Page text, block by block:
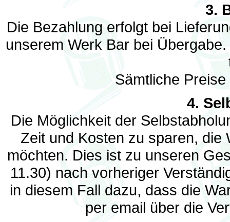
3.
Die Bezahlung erfolgt bei
unserem Werk Bar bei
Sämtliche
4.
Die Möglichkeit der
Zeit und Kosten zu sparen, die
möchten. Dies ist zu unseren
11.30) nach vorheriger
in diesem Fall dazu, dass die
per email über die